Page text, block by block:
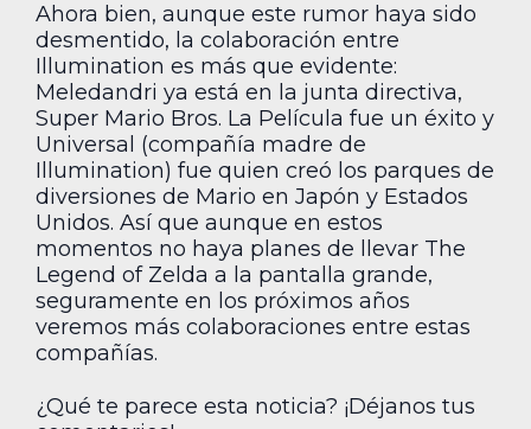
Ahora bien, aunque este rumor haya sido
desmentido, la colaboración entre
Illumination es más que evidente:
Meledandri ya está en la junta directiva,
Super Mario Bros. La Película fue un éxito y
Universal (compañía madre de
Illumination) fue quien creó los parques de
diversiones de Mario en Japón y Estados
Unidos. Así que aunque en estos
momentos no haya planes de llevar The
Legend of Zelda a la pantalla grande,
seguramente en los próximos años
veremos más colaboraciones entre estas
compañías.
¿Qué te parece esta noticia? ¡Déjanos tus